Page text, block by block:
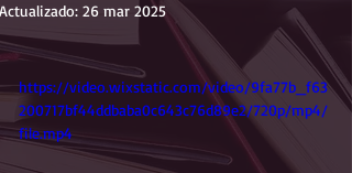
Actualizado: 26 mar 2025
https://video.wixstatic.com/video/9fa77b_f63
200717bf44ddbaba0c643c76d89e2/720p/mp4/
file.mp4